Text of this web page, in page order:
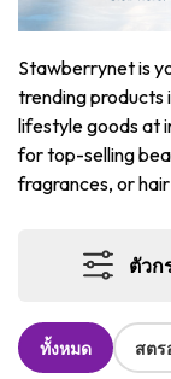
Stawberrynet is
trending products
lifestyle goods at
for top-selling
fragrances, or
ตัวก
ทั้งหมด สตร